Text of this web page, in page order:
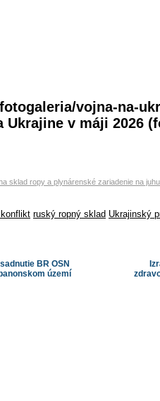
vojna-na-
Ukrajine v máji 2026
sklad ropy a plynárenské zariadenie na
ruský ropný sklad Ukrajinský
BR OSN
území